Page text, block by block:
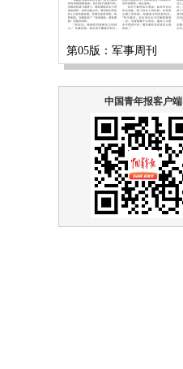
第05版：军事周刊
中国青年报客户端